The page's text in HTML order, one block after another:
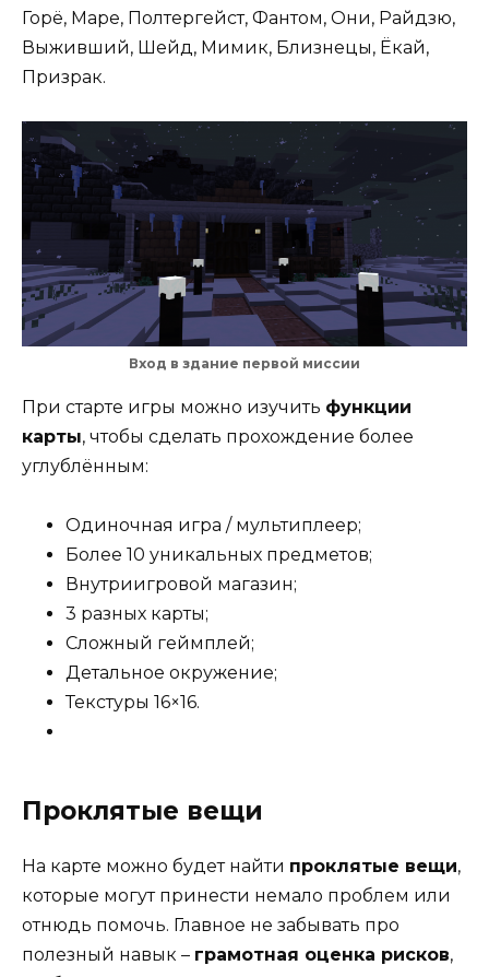
Горё, Маре, Полтергейст, Фантом, Они, Райдзю,
Выживший, Шейд, Мимик, Близнецы, Ёкай,
Призрак.
Вход в здание первой миссии
При старте игры можно изучить функции
карты, чтобы сделать прохождение более
углублённым:
Одиночная игра / мультиплеер;
Более 10 уникальных предметов;
Внутриигровой магазин;
3 разных карты;
Сложный геймплей;
Детальное окружение;
Текстуры 16×16.
Проклятые вещи
На карте можно будет найти проклятые вещи,
которые могут принести немало проблем или
отнюдь помочь. Главное не забывать про
полезный навык – грамотная оценка рисков,